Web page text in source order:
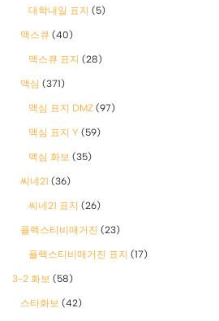
대학내일 표지 (5)
맥스큐 (40)
맥스큐 표지 (28)
맥심 (371)
맥심 표지 DMZ (97)
맥심 표지 Y (59)
맥심 화보 (35)
씨네21 (36)
씨네21 표지 (26)
플렉스티비매거진 (23)
플렉스티비매거진 표지 (17)
3-2 화보 (58)
스타화보 (42)